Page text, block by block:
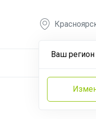
Ваш регион